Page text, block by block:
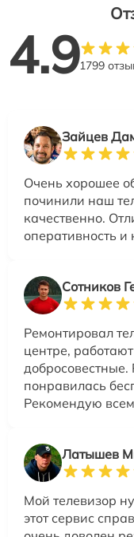
4.91799
Зайцев
Очень хорошее
починили наш
качественно.
оперативность
Сотников
Ремонтировал
центре,
добросовестные.
понравилась
Рекомендую
Латышев
Мой телевизор
этот сервис